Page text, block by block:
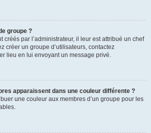
groupe ?
créés par l’administrateur, il leur est attribué un chef
créer un groupe d’utilisateurs, contactez
lieu en lui envoyant un message privé.
apparaissent dans une couleur différente ?
une couleur aux membres d’un groupe pour les